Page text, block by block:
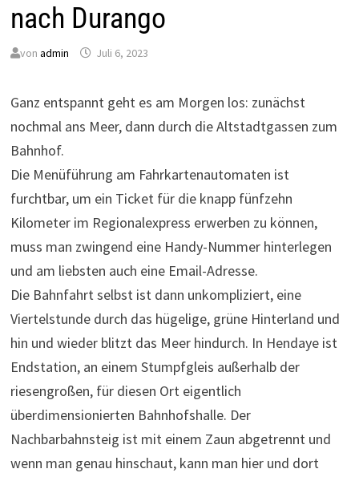
nach Durango
von admin Juli 6, 2023
Ganz entspannt geht es am Morgen los: zunächst
nochmal ans Meer, dann durch die Altstadtgassen zum
Bahnhof.
Die Menüführung am Fahrkartenautomaten ist
furchtbar, um ein Ticket für die knapp fünfzehn
Kilometer im Regionalexpress erwerben zu können,
muss man zwingend eine Handy-Nummer hinterlegen
und am liebsten auch eine Email-Adresse.
Die Bahnfahrt selbst ist dann unkompliziert, eine
Viertelstunde durch das hügelige, grüne Hinterland und
hin und wieder blitzt das Meer hindurch. In Hendaye ist
Endstation, an einem Stumpfgleis außerhalb der
riesengroßen, für diesen Ort eigentlich
überdimensionierten Bahnhofshalle. Der
Nachbarbahnsteig ist mit einem Zaun abgetrennt und
wenn man genau hinschaut, kann man hier und dort